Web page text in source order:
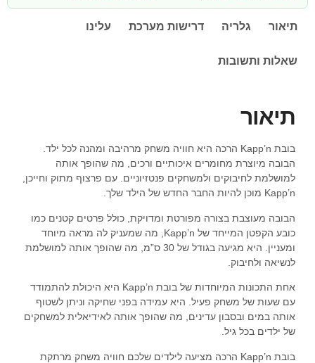
תיאור גלריה דרישות מערכת עלינו
שאלות ותשובות
תיאור
בובת Kapp’n הרכה היא חוויה משחק מרהיבה ומהנה לכל ילד.
הבובה מיוצרת מחומרים איכותיים ורכים, מה שהופך אותה
למושלמת לחיבוקים ולמשחקים פנטזיוניים. עם פרצוף מתוק וחייכן,
Kapp’n מוכן להיות החבר החדש של הילד שלך.
הבובה מעוצבת בצורה מפורטת ומדויקת, כולל פרטים קטנים כמו
כובע הקפטן המייחד של Kapp’n, מה שמעניק לה מראה מיוחד
ומעניין. היא מגיעה בגודל של 30 ס”מ, מה שהופך אותה למושלמת
לנשיאה ולחיבוק.
אחת התכונות המיוחדות של בובת Kapp’n היא היכולת להתמודד
עם שעות של משחק פעיל. היא עמידה בפני שחיקה וניתן לשטוף
אותה במים ובסבון עדינים, מה שהופך אותה לאידיאלית למשחקים
של ילדים בכל גיל.
בובת Kapp’n הרכה מציעה לילדים שלכם חוויה משחק מרתקת